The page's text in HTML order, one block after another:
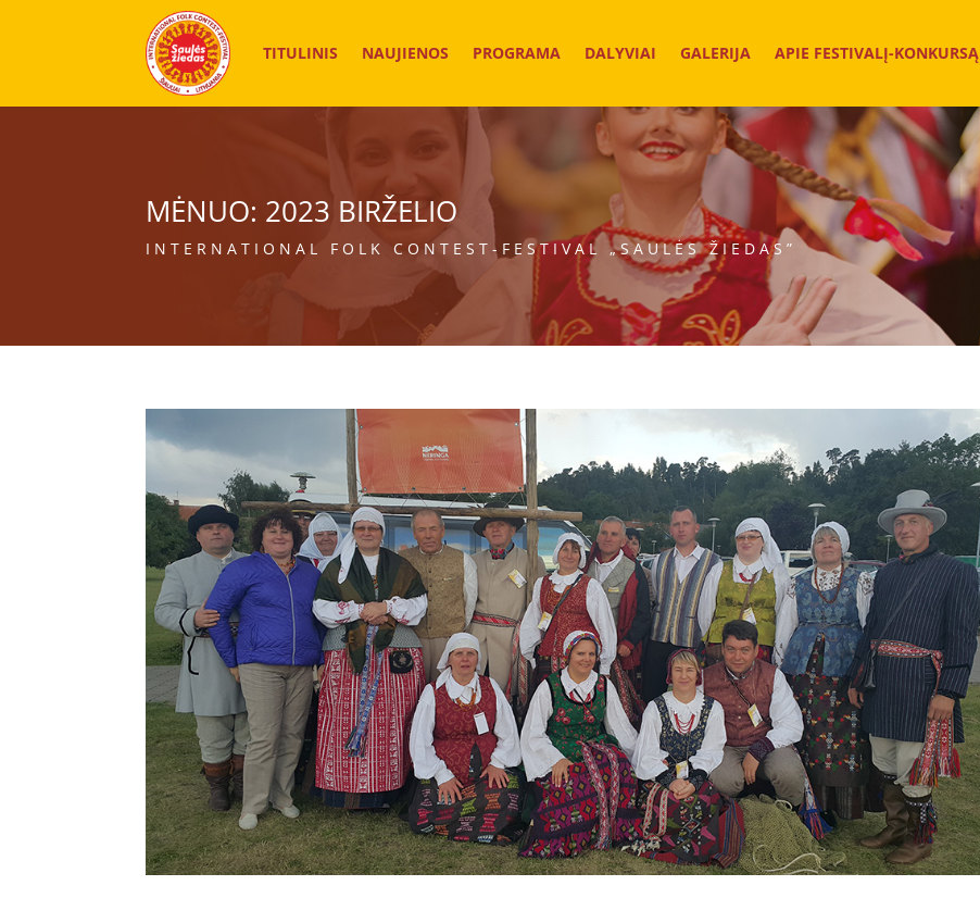
TITULINIS NAUJIENOS PROGRAMA DALYVIAI GALERIJA APIE FESTIVALĮ-KONKURSĄ
MĖNUO: 2023 BIRŽELIO
INTERNATIONAL FOLK CONTEST-FESTIVAL „SAULĖS ŽIEDAS”